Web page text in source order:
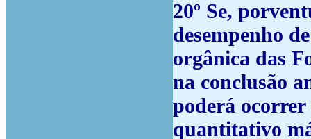
20º Se,
desempenho
orgânica das
na conclusão
poderá ocorrer
quantitativo